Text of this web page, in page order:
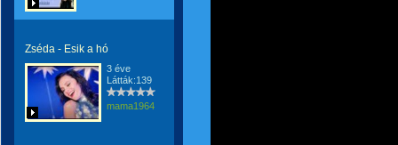
Zséda - Esik a hó
3 éve
Látták:139
mama1964